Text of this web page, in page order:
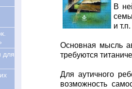
В
и т.п.
Основная мысль
требуются
Для аутичного
возможность
для